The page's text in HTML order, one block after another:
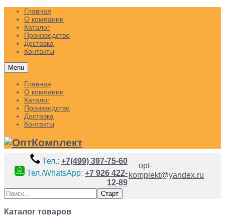
Главная
О компании
Каталог
Производство
Доставка
Контакты
Menu
Главная
О компании
Каталог
Производство
Доставка
Контакты
Тел.: +7(499) 397-75-60
Тел./WhatsApp: +7 926 422-
12-89
opt-
komplekt@yandex.ru
Каталог товаров